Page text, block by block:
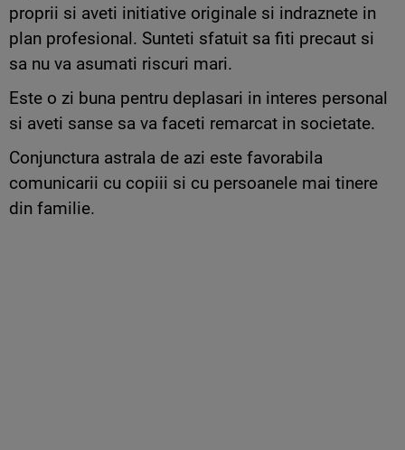
proprii si aveti initiative originale si indraznete in
plan profesional. Sunteti sfatuit sa fiti precaut si
sa nu va asumati riscuri mari.
Este o zi buna pentru deplasari in interes personal
si aveti sanse sa va faceti remarcat in societate.
Conjunctura astrala de azi este favorabila
comunicarii cu copiii si cu persoanele mai tinere
din familie.